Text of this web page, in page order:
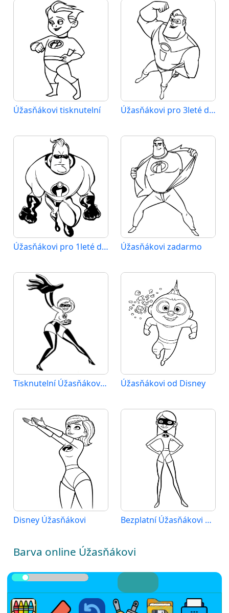
Úžasňákovi tisknutelní Úžasňákovi pro 3leté děti
Úžasňákovi pro 1leté děti Úžasňákovi zadarmo
Tisknutelní Úžasňákovi zadarmo Úžasňákovi od Disney
Disney Úžasňákovi Bezplatní Úžasňákovi k vytištění
Barva online Úžasňákovi